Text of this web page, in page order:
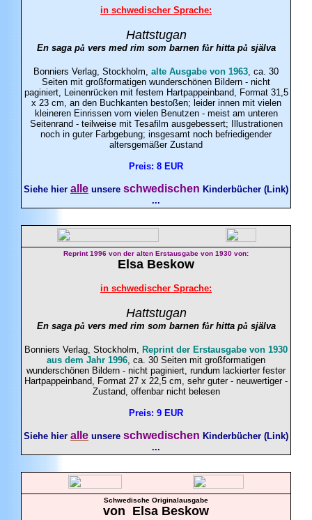
in schwedischer Sprache:
Hattstugan
En saga påvers med rim som barnen får hitta påsjälva
Bonniers Verlag, Stockholm, alte Ausgabe von 1963, ca. 30
Seiten mit großformatigen wunderschönen Bildern - nicht
paginiert, Leinenrücken mit festem Hartpappeinband, Format 31,5
x 23 cm, an den Buchkanten bestoßen; leider innen mit vielen
kleineren Einrissen vom vielen Benutzen - meist am unteren
Seitenrand - teilweise mit Tesafilm ausgebessert; Illustrationen
noch in guter Farbgebung; insgesamt noch befriedigender
altersgemäßer Zustand
Preis: 8 EUR
Siehe hier alle unsere schwedischen Kinderbücher (Link)
...
Reprint 1996 von der alten Erstausgabe von 1930 von:
Elsa Beskow
in schwedischer Sprache:
Hattstugan
En saga på vers med rim som barnen får hitta på själva
Bonniers Verlag, Stockholm, Reprint der Erstausgabe von 1930
aus dem Jahr 1996, ca. 30 Seiten mit großformatigen
wunderschönen Bildern - nicht paginiert, rundum lackierter fester
Hartpappeinband, Format 27 x 22,5 cm, sehr guter - neuwertiger -
Zustand, offenbar nicht belesen
Preis: 9 EUR
Siehe hier alle unsere schwedischen Kinderbücher (Link)
...
Schwedische Originalausgabe
von Elsa Beskow